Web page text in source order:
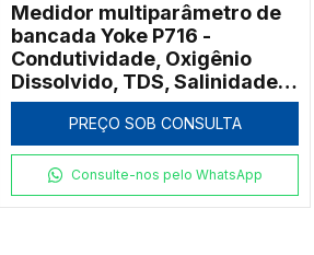
Medidor multiparâmetro de
bancada Yoke P716 -
Condutividade, Oxigênio
Dissolvido, TDS, Salinidade e
Resistividade
PREÇO SOB CONSULTA
Consulte-nos pelo WhatsApp